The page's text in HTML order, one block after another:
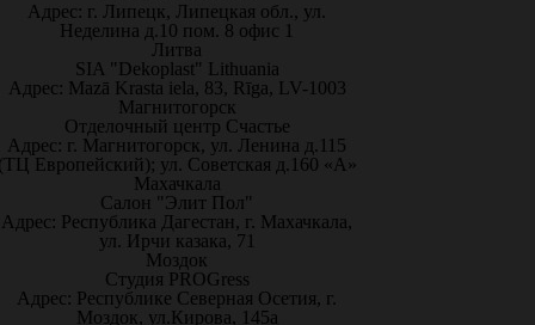
Адрес: г. Липецк, Липецкая обл., ул.
Неделина д.10 пом. 8 офис 1
Литва
SIA "Dekoplast" Lithuania
Адрес: Mazā Krasta iela, 83, Rīga, LV-1003
Магнитогорск
Отделочный центр Счастье
Адрес: г. Магнитогорск, ул. Ленина д.115
Европейский); ул. Советская д.160 «А»
Махачкала
Салон "Элит Пол"
Адрес: Республика Дагестан, г. Махачкала,
ул. Ирчи казака, 71
Моздок
Студия PROGress
Адрес: Республике Северная Осетия, г.
Моздок, ул.Кирова, 145а